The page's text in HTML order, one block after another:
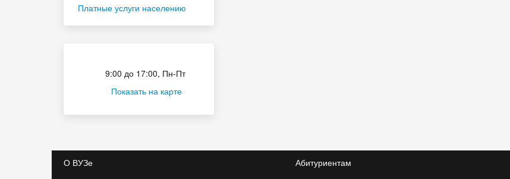
Платные услуги населению
9:00 до 17:00, Пн-Пт
Показать на карте
О ВУЗе
Абитуриентам